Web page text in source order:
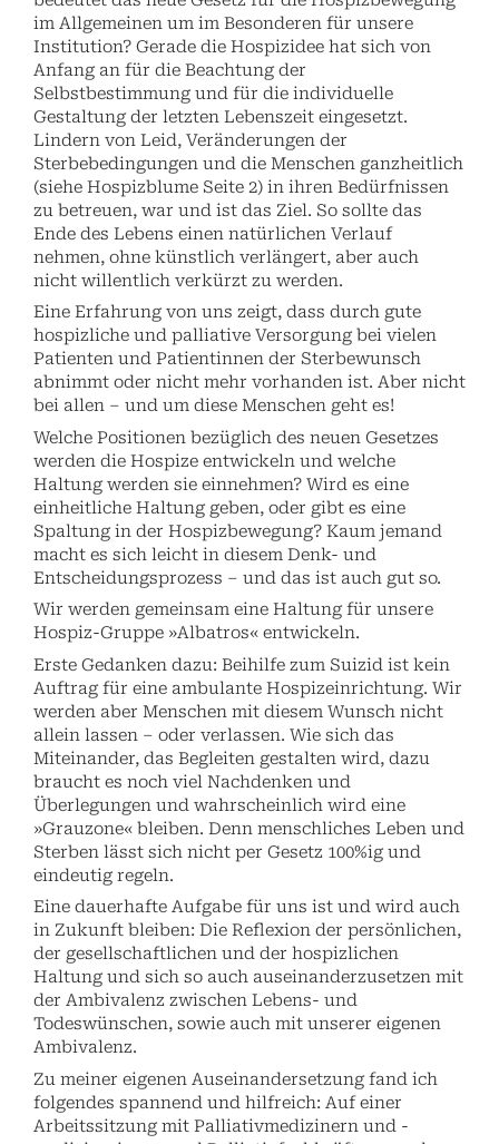
im Allgemeinen um im Besonderen für unsere
Institution? Gerade die Hospizidee hat sich von
Anfang an für die Beachtung der
Selbstbestimmung und für die individuelle
Gestaltung der letzten Lebenszeit eingesetzt.
Lindern von Leid, Veränderungen der
Sterbebedingungen und die Menschen ganzheitlich
(siehe Hospizblume Seite 2) in ihren Bedürfnissen
zu betreuen, war und ist das Ziel. So sollte das
Ende des Lebens einen natürlichen Verlauf
nehmen, ohne künstlich verlängert, aber auch
nicht willentlich verkürzt zu werden.
Eine Erfahrung von uns zeigt, dass durch gute
hospizliche und palliative Versorgung bei vielen
Patienten und Patientinnen der Sterbewunsch
abnimmt oder nicht mehr vorhanden ist. Aber nicht
bei allen – und um diese Menschen geht es!
Welche Positionen bezüglich des neuen Gesetzes
werden die Hospize entwickeln und welche
Haltung werden sie einnehmen? Wird es eine
einheitliche Haltung geben, oder gibt es eine
Spaltung in der Hospizbewegung? Kaum jemand
macht es sich leicht in diesem Denk- und
Entscheidungsprozess – und das ist auch gut so.
Wir werden gemeinsam eine Haltung für unsere
Hospiz-Gruppe »Albatros« entwickeln.
Erste Gedanken dazu: Beihilfe zum Suizid ist kein
Auftrag für eine ­ambulante Hospizeinrichtung. Wir
werden aber Menschen mit diesem Wunsch nicht
allein lassen – oder verlassen. Wie sich das
Miteinander, das Begleiten gestalten wird, dazu
braucht es noch viel Nachdenken und
Überlegungen und wahrscheinlich wird eine
»Grauzone« bleiben. Denn menschliches Leben und
Sterben lässt sich nicht per Gesetz 100%ig und
eindeutig regeln.
Eine dauerhafte Aufgabe für uns ist und wird auch
in Zukunft bleiben: Die Reflexion der persönlichen,
der gesellschaftlichen und der hospizlichen
Haltung und sich so auch auseinanderzusetzen mit
der Ambivalenz zwischen Lebens- und
Todeswünschen, sowie auch mit unserer eigenen
Ambivalenz.
Zu meiner eigenen Auseinandersetzung fand ich
folgendes spannend und hilfreich: Auf einer
Arbeitssitzung mit Palliativmedizinern und -